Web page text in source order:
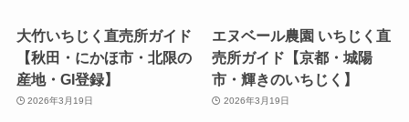
大竹いちじく直売所ガイド
【秋田・にかほ市・北限の
産地・GI登録】
2026年3月19日
エヌベール農園 いちじく直
売所ガイド【京都・城陽
市・輝きのいちじく】
2026年3月19日